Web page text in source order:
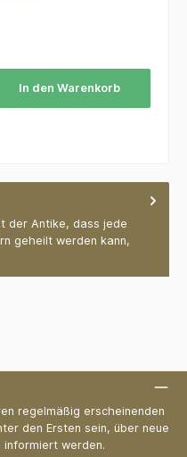
In den Warenkorb
der Antike, dass jede
geheilt werden kann,
regelmäßig erscheinenden
den Ersten sein, über neue
informiert werden.